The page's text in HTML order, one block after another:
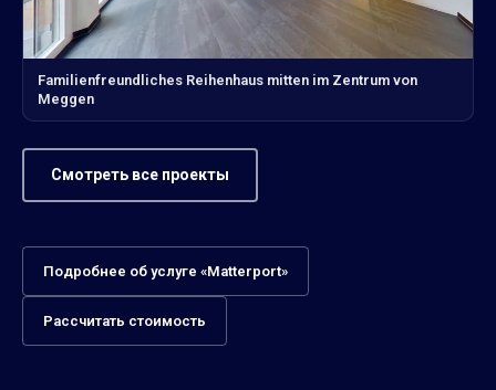
Familienfreundliches Reihenhaus mitten im Zentrum von
Meggen
Смотреть все проекты
Подробнее об услуге «Matterport»
Рассчитать стоимость